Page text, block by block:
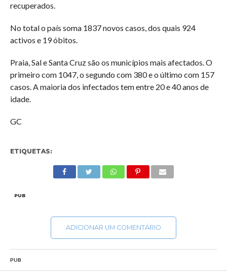
recuperados.
No total o país soma 1837 novos casos, dos quais 924
activos e 19 óbitos.
Praia, Sal e Santa Cruz são os municípios mais afectados. O
primeiro com 1047, o segundo com 380 e o último com 157
casos. A maioria dos infectados tem entre 20 e 40 anos de
idade.
GC
ETIQUETAS:
PUB
ADICIONAR UM COMENTÁRIO
PUB